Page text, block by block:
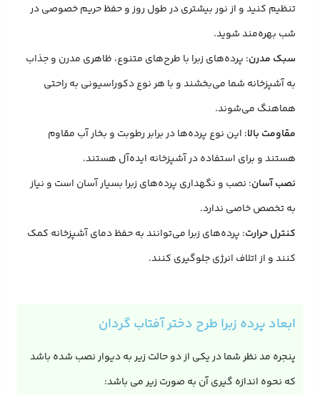
تنظیم کنید و از نور بیشتری در طول روز و حفظ حریم خصوصی در
شب بهره‌مند شوید.
سبک مدرن: پرده‌های زبرا با طرح‌های متنوع، ظاهری مدرن و جذاب
به آشپزخانه شما می‌بخشند و با هر نوع دکوراسیونی به راحتی
هماهنگ می‌شوند.
مقاومت بالا: این نوع پرده‌ها در برابر رطوبت و بخار آب مقاوم
هستند و برای استفاده در آشپزخانه ایده‌آل هستند.
نصب آسان: نصب و نگهداری پرده‌های زبرا بسیار آسان است و نیاز
به تخصص خاصی ندارد.
کنترل حرارت: پرده‌های زبرا می‌توانند به حفظ دمای آشپزخانه کمک
کنند و از اتلاف انرژی جلوگیری کنند.
ابعاد پرده زبرا طرح دختر آفتاب گردان
پنجره مد نظر شما در یکی از دو حالت زیر به دیوار نصب شده باشد
که نحوه اندازه گیری آن به صورت زیر می باشد: